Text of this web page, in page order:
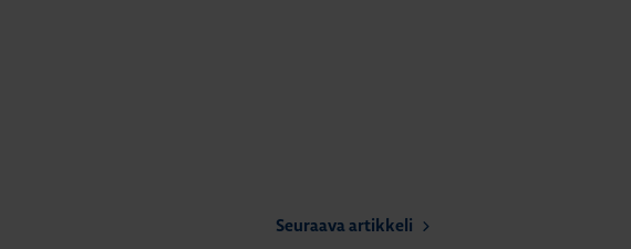
Seuraava artikkeli